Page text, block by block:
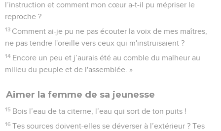
l’instruction et comment mon cœur a-t-il pu mépriser le
reproche ?
13 Comment ai-je pu ne pas écouter la voix de mes maîtres,
ne pas tendre l'oreille vers ceux qui m'instruisaient ?
14 Encore un peu et j’aurais été au comble du malheur au
milieu du peuple et de l'assemblée. »
Aimer la femme de sa jeunesse
15 Bois l’eau de ta citerne, l’eau qui sort de ton puits !
16 Tes sources doivent-elles se déverser à l’extérieur ? Tes